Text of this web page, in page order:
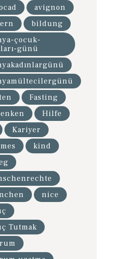
avignon
bildung
çocuk-
günü
Fasting
Hilfe
Kariyer
kind
nice
Tutmak